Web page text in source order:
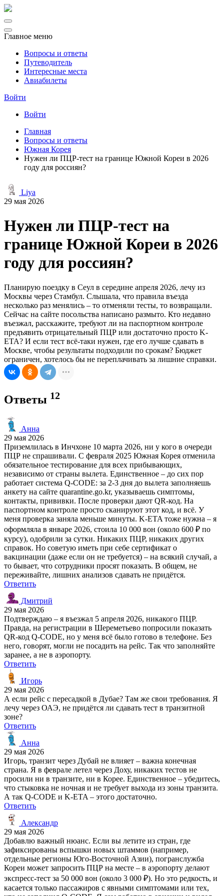
Главное меню
Вопросы и ответы
Путеводитель
Интересные места
Авиабилеты
Войти
Войти
Главная
Вопросы и ответы
Южная Корея
Нужен ли ПЦР-тест на границе Южной Кореи в 2026
году для россиян?
Liya
29 мая 2026
Нужен ли ПЦР-тест на
границе Южной Кореи в 2026
году для россиян?
Планирую поездку в Сеул в середине апреля 2026, лечу из
Москвы через Стамбул. Слышала, что правила въезда
несколько раз менялись – то отменяли тесты, то возвращали.
Сейчас на сайте посольства написано размыто. Кто недавно
въезжал, расскажите, требуют ли на паспортном контроле
предъявить отрицательный ПЦР или достаточно просто K-
ETA? И если тест всё-таки нужен, где его лучше сдавать в
Москве, чтобы результаты подходили по срокам? Бюджет
ограничен, хотелось бы не переплачивать за лишние справки.
Ответы 12
Анна
29 мая 2026
Приземлилась в Инчхоне 10 марта 2026, ни у кого в очереди
ПЦР не спрашивали. С февраля 2025 Южная Корея отменила
обязательное тестирование для всех прибывающих,
независимо от страны вылета. Единственное – до сих пор
работает система Q-CODE: за 2-3 дня до вылета заполняешь
анкету на сайте quarantine.go.kr, указываешь симптомы,
контакты, прививки. После проверки дают QR-код. На
паспортном контроле просто сканируют этот код, и всё. У
меня проверка заняла меньше минуты. K-ETA тоже нужна – я
оформляла в январе 2026, стоила 10 000 вон (около 600 ₽ по
курсу), одобрили за сутки. Никаких ПЦР, никаких других
справок. Но советую иметь при себе сертификат о
вакцинации (даже если он не требуется) – на всякий случай, а
то бывает, что сотрудники просят показать. В общем, не
переживайте, лишних анализов сдавать не придётся.
Ответить
Дмитрий
29 мая 2026
Подтверждаю – я въезжал 5 апреля 2026, никакого ПЦР.
Правда, на регистрации в Шереметьево попросили показать
QR-код Q-CODE, но у меня всё было готово в телефоне. Без
него, говорят, могли не посадить на рейс. Так что заполняйте
заранее, а не в аэропорту.
Ответить
Игорь
29 мая 2026
А если рейс с пересадкой в Дубае? Там же свои требования. Я
лечу через ОАЭ, не придётся ли сдавать тест в транзитной
зоне?
Ответить
Анна
29 мая 2026
Игорь, транзит через Дубай не влияет – важна конечная
страна. Я в феврале летел через Доху, никаких тестов не
просили ни в транзите, ни в Корее. Единственное – убедитесь,
что стыковка не ночная и не требует выхода из зоны транзита.
А так Q-CODE и K-ETA – этого достаточно.
Ответить
Александр
29 мая 2026
Добавлю важный нюанс. Если вы летите из стран, где
зафиксированы вспышки новых штаммов (например,
отдельные регионы Юго-Восточной Азии), погранслужба
Кореи может запросить ПЦР на месте – в аэропорту делают
экспресс-тест за 50 000 вон (около 3 000 ₽). Но это редкость, и
касается только пассажиров с явными симптомами или тех,